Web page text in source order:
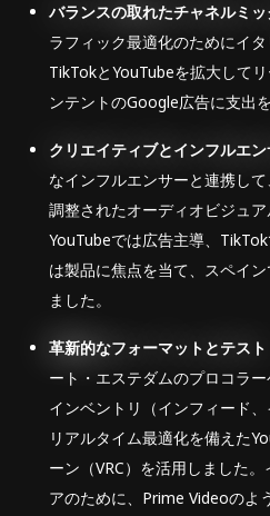
バランスの取れたチャネルミッ
ラフィック最適化のためにイタ
TikTokとYouTubeを拡大して
ンテントのGoogle広告に支出
クリエイティブとインフルエ
なインフルエンサーと連携し
調整されたオーディオビジュ
YouTubeでは広告主導、
は製品に焦点を当て、スペイ
ました。
革新的なフォーマットとテスト
ート・エステダムのプロコラ
インベントリ（インフィード
リアルタイム最適化を備えた
ーン（VRC）を活用しました
アのために、Prime Videoのよ